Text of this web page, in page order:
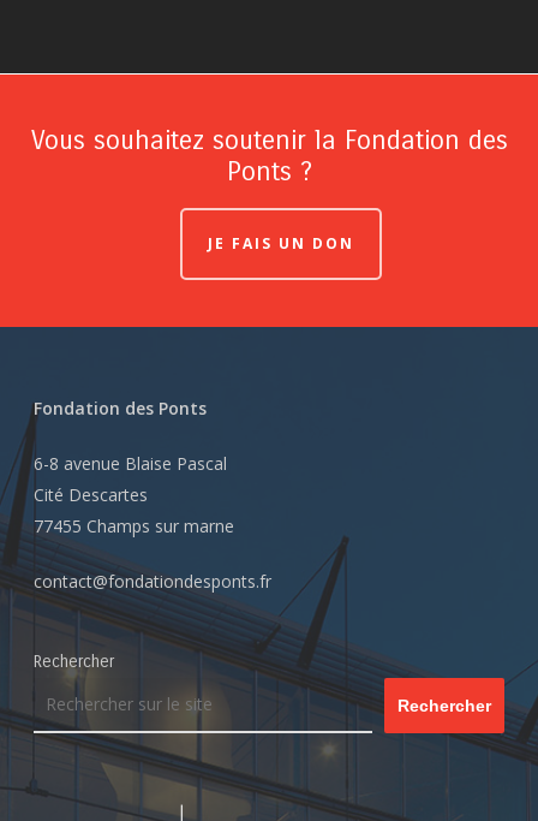
Vous souhaitez soutenir la Fondation des
Ponts ?
JE FAIS UN DON
Fondation des Ponts
6-8 avenue Blaise Pascal
Cité Descartes
77455 Champs sur marne
contact@fondationdesponts.fr
Rechercher
Rechercher